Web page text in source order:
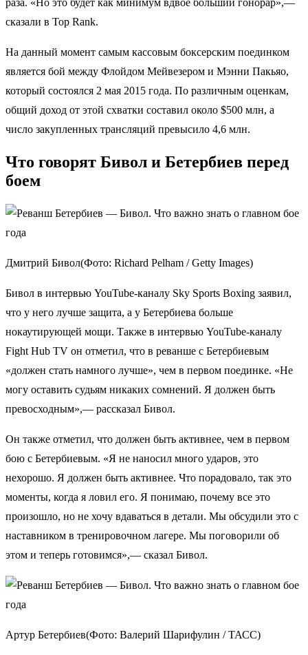
раза. «Но это будет как минимум вдвое больший гонорар»,—
сказали в Top Rank.
На данный момент самым кассовым боксерским поединком
является бой между Флойдом Мейвезером и Мэнни Пакьяо,
который состоялся 2 мая 2015 года. По различным оценкам,
общий доход от этой схватки составил около $500 млн, а
число закупленных трансляций превысило 4,6 млн.
Что говорят Бивол и Бетербиев перед
боем
Дмитрий Бивол(Фото: Richard Pelham / Getty Images)
Бивол в интервью YouTube-каналу Sky Sports Boxing заявил,
что у него лучше защита, а у Бетербиева больше
нокаутирующей мощи. Также в интервью YouTube-каналу
Fight Hub TV он отметил, что в реванше с Бетербиевым
«должен стать намного лучше», чем в первом поединке. «Не
могу оставить судьям никаких сомнений. Я должен быть
превосходным»,— рассказал Бивол.
Он также отметил, что должен быть активнее, чем в первом
бою с Бетербиевым. «Я не наносил много ударов, это
нехорошо. Я должен быть активнее. Что порадовало, так это
моменты, когда я ловил его. Я понимаю, почему все это
произошло, но не хочу вдаваться в детали. Мы обсудили это с
наставником в тренировочном лагере. Мы поговорили об
этом и теперь готовимся»,— сказал Бивол.
Артур Бетербиев(Фото: Валерий Шарифулин / ТАСС)